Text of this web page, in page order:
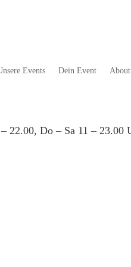
Events Dein Event About
22.00, Do – Sa 11 – 23.00